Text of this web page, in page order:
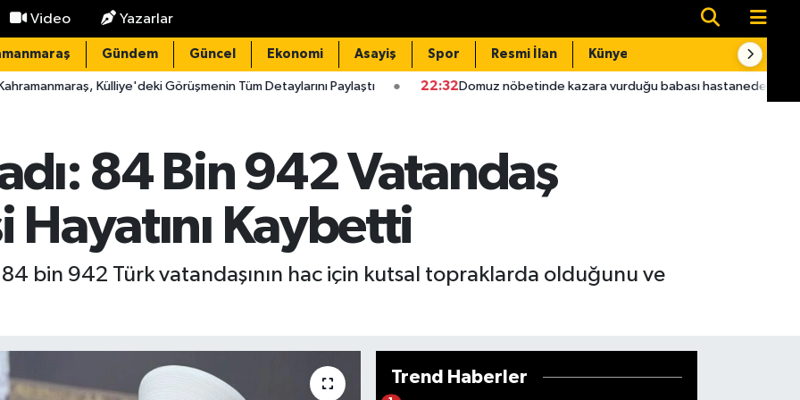
Video Yazarlar
Gündem Güncel Ekonomi Asayiş Spor Resmi İlan Künye
Görüşmenin Tüm Detaylarını Paylaştı 22:32Domuz nöbetinde kazara vurduğu babası hastanede öldü 22:16
84 Bin 942 Vatandaş
Hayatını Kaybetti
84 bin 942 Türk vatandaşının hac için kutsal topraklarda olduğunu ve
Trend Haberler